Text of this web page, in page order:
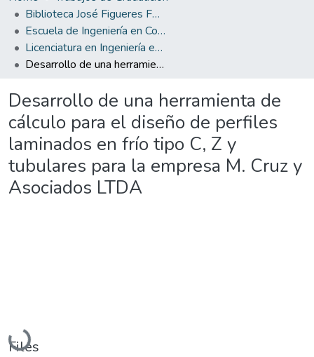
Biblioteca José Figueres Ferrer
Escuela de Ingeniería en Construcción
Licenciatura en Ingeniería en Construcción
Desarrollo de una herramienta de cálculo para el diseño de perfiles laminados en frío tipo C, Z y tubulares para la empresa M. Cruz y Asociados LTDA
Desarrollo de una herramienta de
cálculo para el diseño de perfiles
laminados en frío tipo C, Z y
tubulares para la empresa M. Cruz y
Asociados LTDA
Loading...
Files